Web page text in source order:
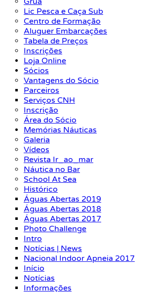
Lic Pesca e Caça Sub
Centro de Formação
Aluguer Embarcações
Tabela de Preços
Inscrições
Loja Online
Sócios
Vantagens do Sócio
Parceiros
Serviços CNH
Inscrição
Área do Sócio
Memórias Náuticas
Galeria
Vídeos
Revista Ir_ao_mar
Náutica no Bar
School At Sea
Histórico
Águas Abertas 2019
Águas Abertas 2018
Águas Abertas 2017
Photo Challenge
Intro
Notícias | News
Nacional Indoor Apneia 2017
Início
Notícias
Informações